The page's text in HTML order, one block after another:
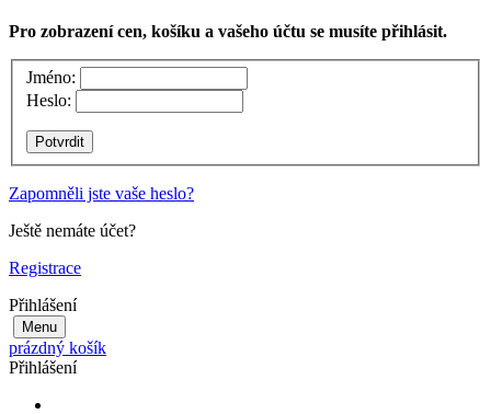
Pro zobrazení cen, košíku a vašeho účtu se musíte přihlásit.
Jméno:
Heslo:
Zapomněli jste vaše heslo?
Ještě nemáte účet?
Registrace
Přihlášení
Menu
prázdný košík
Přihlášení